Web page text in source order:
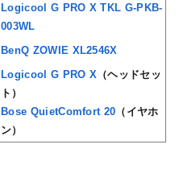
Logicool G PRO X TKL G-PKB-
003WL
BenQ ZOWIE XL2546X
Logicool G PRO X （ヘッドセッ
ト）
Bose QuietComfort 20 （イヤホ
ン）